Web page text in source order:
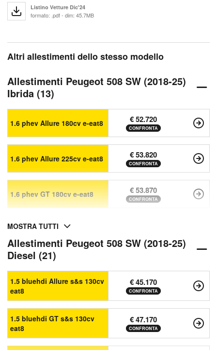
Listino Vetture Dic'24
formato: .pdf - dim: 45.7MB
Altri allestimenti dello stesso modello
Allestimenti Peugeot 508 SW (2018-25)
Ibrida (13)
1.6 phev Allure 180cv e-eat8 € 52.720
CONFRONTA
1.6 phev Allure 225cv e-eat8 € 53.820
CONFRONTA
1.6 phev GT 180cv e-eat8 € 53.870
CONFRONTA
MOSTRA TUTTI
Allestimenti Peugeot 508 SW (2018-25)
Diesel (21)
1.5 bluehdi Allure s&s 130cv
eat8
€ 45.170
CONFRONTA
1.5 bluehdi GT s&s 130cv
eat8
€ 47.170
CONFRONTA